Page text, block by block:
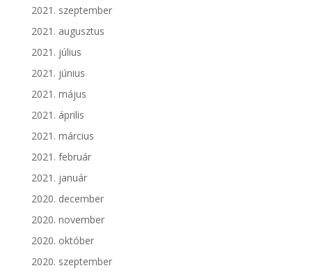
2021. szeptember
2021. augusztus
2021. július
2021. június
2021. május
2021. április
2021. március
2021. február
2021. január
2020. december
2020. november
2020. október
2020. szeptember